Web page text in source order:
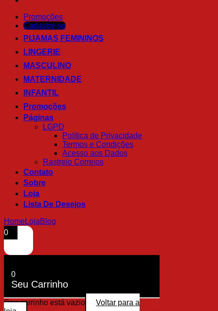
Promoções
Cadastre-se
PIJAMAS FEMININOS
LINGERIE
MASCULINO
MATERNIDADE
INFANTIL
Promoções
Páginas
LGPD
Política de Privacidade
Termos e Condições
Acesso aos Dados
Rastreio Correios
Contato
Sobre
Loja
Lista De Desejos
HomeLojaBlog
0
0
Seu Carrinho
Seu carrinho está vazio
Voltar para a